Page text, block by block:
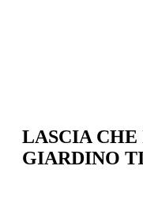
LASCIA
GIARDINO